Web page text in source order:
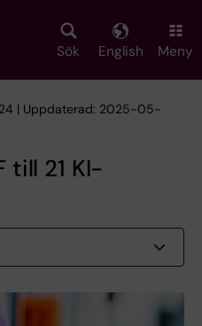
Sök English Meny
| Uppdaterad: 2025-05-
till 21 KI-